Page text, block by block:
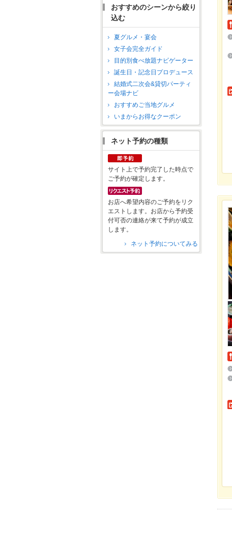
おすすめのシーンから絞り
込む
夏グルメ・宴会
女子会完全ガイド
目的別食べ放題ナビゲーター
誕生日・記念日プロデュース
結婚式二次会&貸切パーティ
ー会場ナビ
おすすめご当地グルメ
いまからお得なクーポン
ネット予約の種類
サイト上で予約完了した時点で
ご予約が確定します。
お店へ希望内容のご予約をリク
エストします。お店から予約受
付可否の連絡が来て予約が成立
します。
ネット予約についてみる